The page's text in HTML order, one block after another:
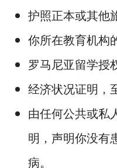
护照正本或其他
你所在教育机构
罗马尼亚留学授
经济状况证明，
由任何公共或私
明，声明你没有
病。